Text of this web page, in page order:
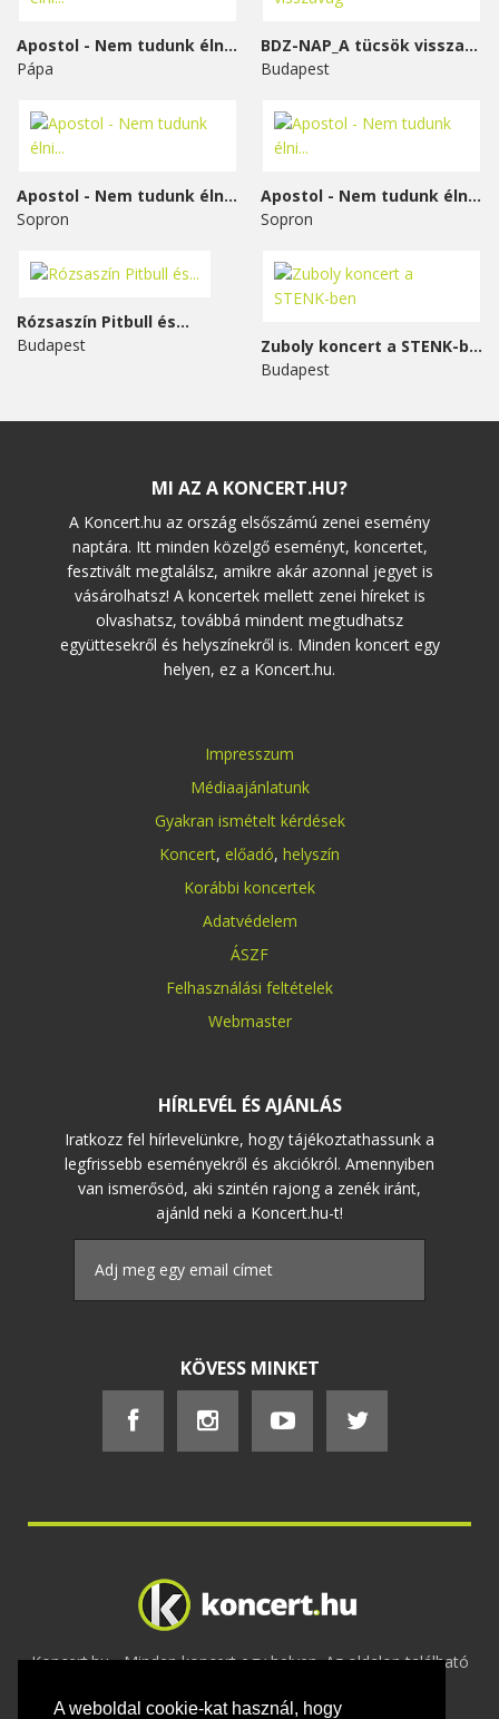
A weboldal cookie-kat használ, hogy
Apostol - Nem tudunk élni...
Pápa
BDZ-NAP_A tücsök visszavág
Budapest
Apostol - Nem tudunk élni...
Sopron
Apostol - Nem tudunk élni...
Sopron
Rózsaszín Pitbull és...
Budapest
Zuboly koncert a STENK-ben
Budapest
MI AZ A KONCERT.HU?
A Koncert.hu az ország elsőszámú zenei esemény
naptára. Itt minden közelgő eseményt, koncertet,
fesztivált megtalálsz, amikre akár azonnal jegyet is
vásárolhatsz! A koncertek mellett zenei híreket is
olvashatsz, továbbá mindent megtudhatsz
együttesekről és helyszínekről is. Minden koncert egy
helyen, ez a Koncert.hu.
Impresszum
Médiaajánlatunk
Gyakran ismételt kérdések
Koncert, előadó, helyszín
Korábbi koncertek
Adatvédelem
ÁSZF
Felhasználási feltételek
Webmaster
HÍRLEVÉL ÉS AJÁNLÁS
Iratkozz fel hírlevelünkre, hogy tájékoztathassunk a
legfrissebb eseményekről és akciókról. Amennyiben
van ismerősöd, aki szintén rajong a zenék iránt,
ajánld neki a Koncert.hu-t!
KÖVESS MINKET
Koncert.hu - Minden koncert egy helyen. Az oldalon található
2020 Adatvédelem-ÁSZF-Felhasználási